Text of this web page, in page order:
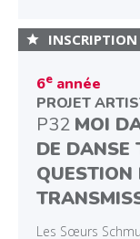
6e année
PROJET
P32 MOI
DE DANSE
QUESTION
Les Sœurs